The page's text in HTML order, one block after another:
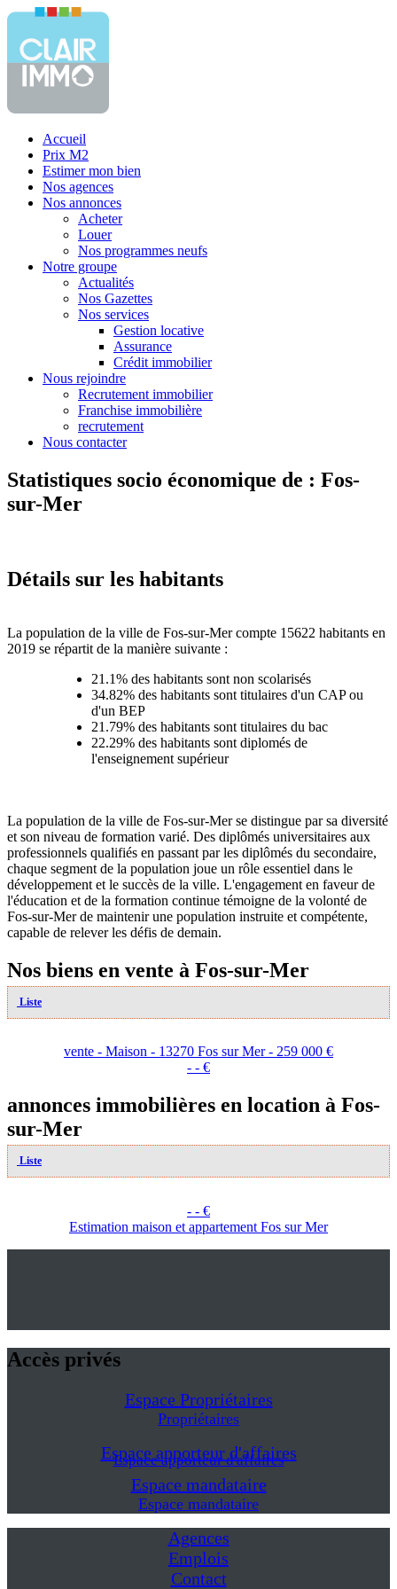
Accueil
Prix M2
Estimer mon bien
Nos agences
Nos annonces
Acheter
Louer
Nos programmes neufs
Notre groupe
Actualités
Nos Gazettes
Nos services
Gestion locative
Assurance
Crédit immobilier
Nous rejoindre
Recrutement immobilier
Franchise immobilière
recrutement
Nous contacter
Statistiques socio économique de : Fos-
sur-Mer
Détails sur les habitants
La population de la ville de Fos-sur-Mer compte 15622 habitants en
2019 se répartit de la manière suivante :
21.1% des habitants sont non scolarisés
34.82% des habitants sont titulaires d'un CAP ou
d'un BEP
21.79% des habitants sont titulaires du bac
22.29% des habitants sont diplomés de
l'enseignement supérieur
La population de la ville de Fos-sur-Mer se distingue par sa diversité
et son niveau de formation varié. Des diplômés universitaires aux
professionnels qualifiés en passant par les diplômés du secondaire,
chaque segment de la population joue un rôle essentiel dans le
développement et le succès de la ville. L'engagement en faveur de
l'éducation et de la formation continue témoigne de la volonté de
Fos-sur-Mer de maintenir une population instruite et compétente,
capable de relever les défis de demain.
Nos biens en vente à Fos-sur-Mer
Liste
vente - Maison - 13270 Fos sur Mer - 259 000 €
- - €
annonces immobilières en location à Fos-
sur-Mer
Liste
- - €
Estimation maison et appartement Fos sur Mer
Accès privés
Espace Propriétaires
Propriétaires
Espace apporteur d'affaires
Espace apporteur d'affaires
Espace mandataire
Espace mandataire
Agences
Emplois
Contact